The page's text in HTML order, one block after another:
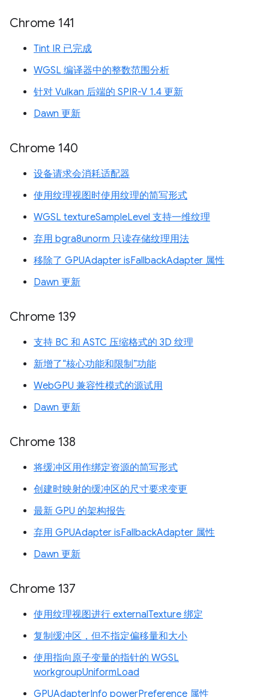
Chrome 141
Tint IR 已完成
WGSL 编译器中的整数范围分析
针对 Vulkan 后端的 SPIR-V 1.4 更新
Dawn 更新
Chrome 140
设备请求会消耗适配器
使用纹理视图时使用纹理的简写形式
WGSL textureSampleLevel 支持一维纹理
弃用 bgra8unorm 只读存储纹理用法
移除了 GPUAdapter isFallbackAdapter 属性
Dawn 更新
Chrome 139
支持 BC 和 ASTC 压缩格式的 3D 纹理
新增了“核心功能和限制”功能
WebGPU 兼容性模式的源试用
Dawn 更新
Chrome 138
将缓冲区用作绑定资源的简写形式
创建时映射的缓冲区的尺寸要求变更
最新 GPU 的架构报告
弃用 GPUAdapter isFallbackAdapter 属性
Dawn 更新
Chrome 137
使用纹理视图进行 externalTexture 绑定
复制缓冲区，但不指定偏移量和大小
使用指向原子变量的指针的 WGSL
workgroupUniformLoad
GPUAdapterInfo powerPreference 属性